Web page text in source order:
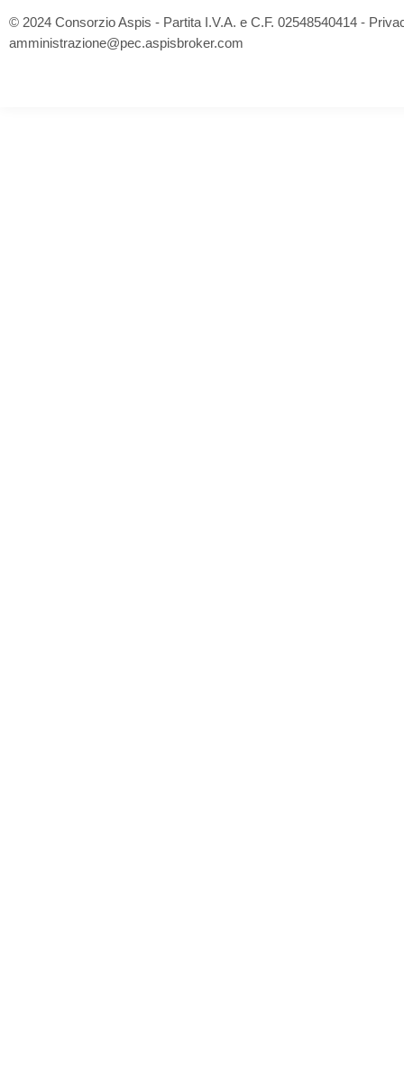
© 2024 Consorzio Aspis - Partita I.V.A. e C.F. 02548540414 -
amministrazione@pec.aspisbroker.com